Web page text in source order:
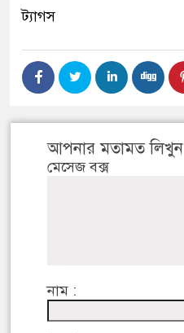
ট্যাগস
আপনার মতামত লিখুন
মেসেজ বক্স
নাম :